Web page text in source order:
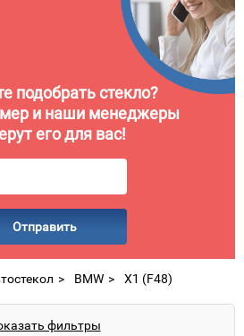
подобрать стекло?
и наши менеджеры
его для вас!
Отправить
BMW X1 (F48)
фильтры